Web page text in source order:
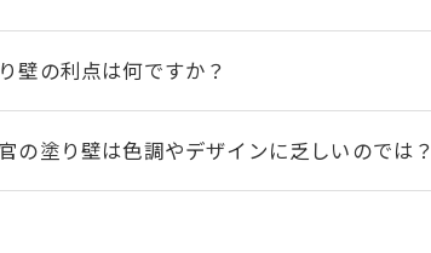
壁の利点は何ですか？
の塗り壁は色調やデザインに乏しいのでは？